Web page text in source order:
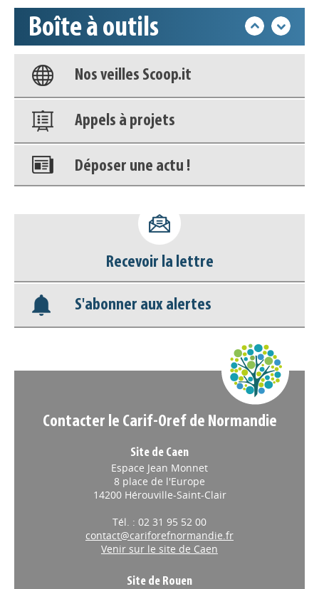
Boîte à outils
Base documentaire
Nos veilles Scoop.it
Appels à projets
Déposer une actu !
déconnecter)
Base documentaire
Nos veilles Scoop.it
Recevoir la lettre
S'abonner aux alertes
Contacter le Carif-Oref de Normandie
Site de Caen
Espace Jean Monnet
8 place de l'Europe
14200 Hérouville-Saint-Clair
Tél. : 02 31 95 52 00
contact@cariforefnormandie.fr
Venir sur le site de Caen
Site de Rouen